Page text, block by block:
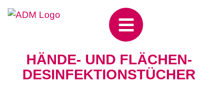
HÄNDE- UND FLÄCHEN­
DESINFEKTIONSTÜCHER